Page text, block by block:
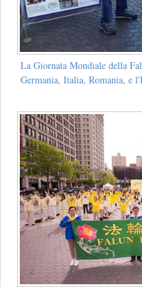
La Giornata Mondiale della
Germania, Italia, Romania, e